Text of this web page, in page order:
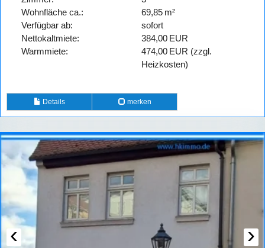
Wohnfläche ca.:
69,85 m²
Verfügbar ab:
sofort
Nettokaltmiete:
384,00 EUR
Warmmiete:
474,00 EUR (zzgl.
Heizkosten)
Details merken
‹ ›